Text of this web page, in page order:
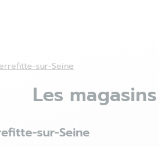
sur-Seine
Les
sur-Seine